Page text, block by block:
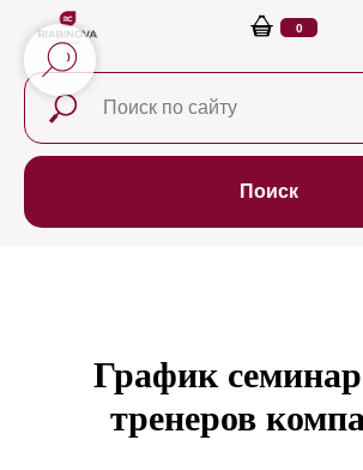
0
Поиск
График
тренеров